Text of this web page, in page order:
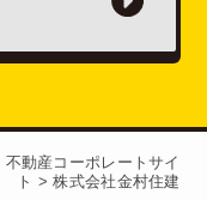
不動産コーポレートサイ
ト >株式会社金村住建